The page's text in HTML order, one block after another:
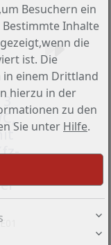
Besuchern ein
Inhalte
die
ist. Die
einem Drittland
hierzu in der
zu den
Sie unter Hilfe.